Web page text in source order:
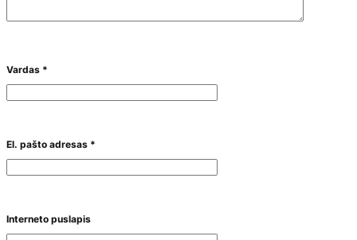
Vardas *
El. pašto adresas *
Interneto puslapis